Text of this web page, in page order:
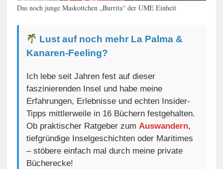
Das noch junge Maskottchen „Burrita“ der UME Einheit
Lust auf noch mehr La Palma &
Kanaren-Feeling?
Ich lebe seit Jahren fest auf dieser
faszinierenden Insel und habe meine
Erfahrungen, Erlebnisse und echten Insider-
Tipps mittlerweile in 16 Büchern festgehalten.
Ob praktischer Ratgeber zum Auswandern,
tiefgründige Inselgeschichten oder Maritimes
– stöbere einfach mal durch meine private
Bücherecke!